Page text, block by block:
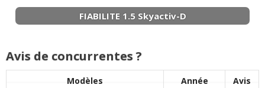
n'aiment pas
Simplicité mécanique:1aime
FIABILITE 1.5 Skyactiv-D
Avis de concurrentes ?
Modèles Année Avis